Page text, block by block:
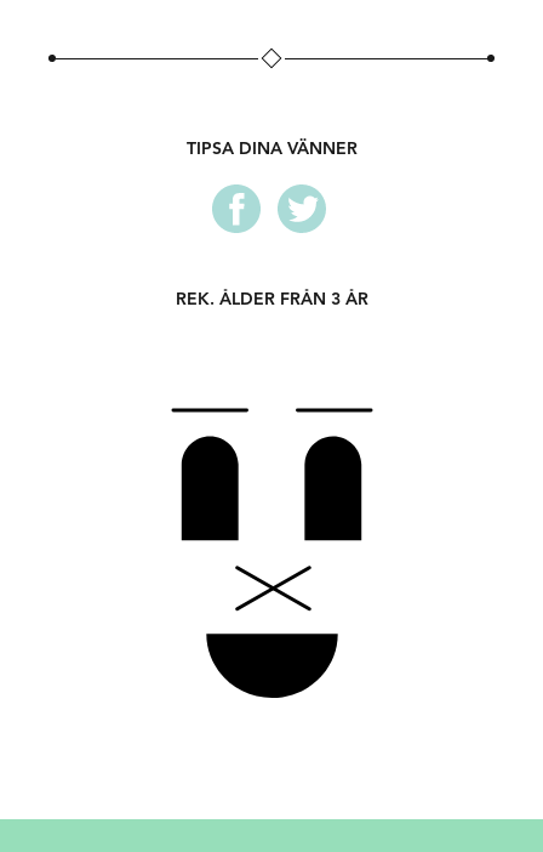
TIPSA DINA VÄNNER
REK. ÅLDER FRÅN 3 ÅR